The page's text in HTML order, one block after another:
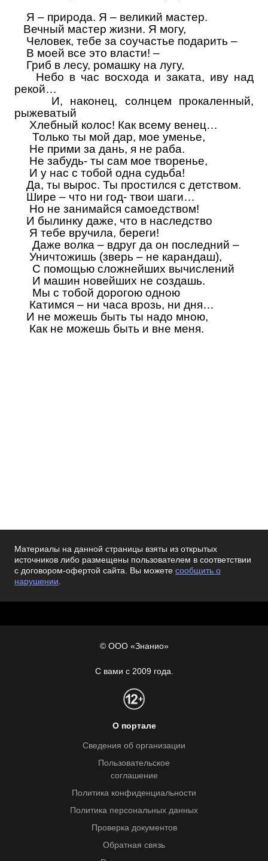
Я – природа. Я – великий мастер.
Вечный мастер жизни. Я могу,
Человек, тебе за соучастье подарить –
В моей все это власти! –
Гриб в лесу, ромашку на лугу,
Небо в час восхода и заката, иву над
рекой…
И, наконец, солнцем прокаленный,
рыжеватый
Хлебный колос! Как всему венец…
Только ты мой дар, мое уменье,
Не прими за дань, я не раба.
Не забудь- ты сам мое творенье,
И у нас с тобой одна судьба!
Да, ты вырос. Ты простился с детством.
Шире – что ни год- твои шаги…
Но не занимайся самоедством!
И былинку даже, что в наследство
Я тебе вручила, береги!
Даже волка – вдруг да он последний –
Уничтожишь (зверь – не карандаш),
С помощью сложнейших вычислений
И машин новейших не создашь.
Мы с тобой дорогою одною
Катимся – ни часа врозь, ни дня…
И не можешь быть ты надо мною,
Как не можешь быть и вне меня.
Материалы на данной страницы взяты из открытых
источников либо размещены пользователем в соответствии
с договором-офертой сайта. Вы можете сообщить о
нарушении.
© ООО «Знанио»
С вами с 2009 года.
О портале
Сведения об организации
Пользовательское
соглашение
Политика конфиденциальности
Политика персональных данных
Проверка документов
Обратная связь